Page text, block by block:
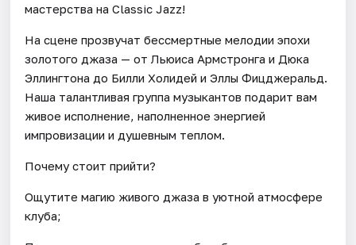
мастерства на Classic Jazz!
На сцене прозвучат бессмертные мелодии эпохи
золотого джаза — от Льюиса Армстронга и Дюка
Эллингтона до Билли Холидей и Эллы Фицджеральд.
Наша талантливая группа музыкантов подарит вам
живое исполнение, наполненное энергией
импровизации и душевным теплом.
Почему стоит прийти?
Ощутите магию живого джаза в уютной атмосфере
клуба;